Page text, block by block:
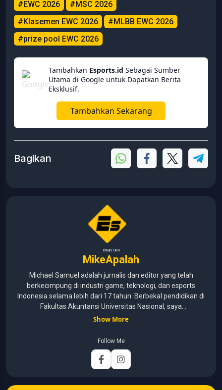
#EWC 2026
#MSC 2026
#Klasemen EWC 2026
#MLBB EWC 2026
#prize pool EWC 2026
Tambahkan Esports.id Sebagai Sumber
Utama di Google untuk Dapatkan Berita
Eksklusif.
Tambahkan Sekarang
Bagikan
Ditulis Oleh
MikeApalah
Michael Samuel adalah jurnalis dan editor yang telah
berkecimpung di industri game, teknologi, dan esports
Indonesia selama lebih dari 17 tahun. Berbekal pendidikan di
Fakultas Akuntansi Universitas Nasional, saya
menggabungkan kemampuan analisis dengan pengalaman
pernah menangani berbagai peran, mulai dari reporter, editor,
marketing, business development, hingga Editor in Chief.
Fokus utamanya adalah menghadirkan tulisan yang
informatif, mendalam, dan mudah dipahami, khususnya
Show More
Follow Me